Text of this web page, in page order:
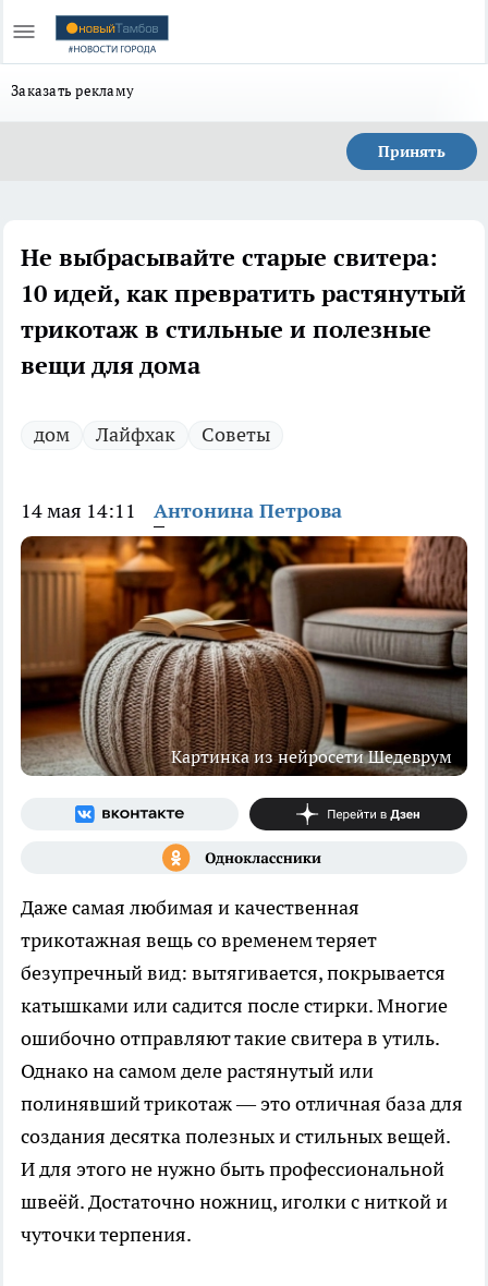
Заказать рекламу
Принять
Не выбрасывайте старые свитера:
10 идей, как превратить растянутый
трикотаж в стильные и полезные
вещи для дома
дом Лайфхак Советы
14 мая 14:11 Антонина Петрова
Картинка из нейросети Шедеврум
Даже самая любимая и качественная
трикотажная вещь со временем теряет
безупречный вид: вытягивается, покрывается
катышками или садится после стирки. Многие
ошибочно отправляют такие свитера в утиль.
Однако на самом деле растянутый или
полинявший трикотаж — это отличная база для
создания десятка полезных и стильных вещей.
И для этого не нужно быть профессиональной
швеёй. Достаточно ножниц, иголки с ниткой и
чуточки терпения.